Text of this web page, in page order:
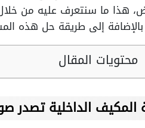
هذا ما سنتعرف عليه من
إلى طريقة حل هذه
محتويات المقال
المكيف الداخلية تصدر